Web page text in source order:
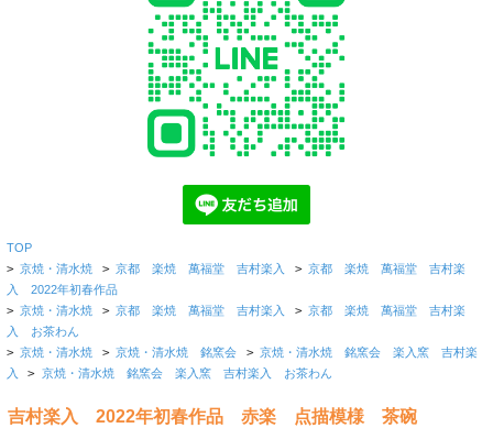
TOP
> 京焼・清水焼 > 京都 楽焼 萬福堂 吉村楽入 > 京都 楽焼 萬福堂 吉村楽
入 2022年初春作品
> 京焼・清水焼 > 京都 楽焼 萬福堂 吉村楽入 > 京都 楽焼 萬福堂 吉村楽
入 お茶わん
> 京焼・清水焼 > 京焼・清水焼 銘窯会 > 京焼・清水焼 銘窯会 楽入窯 吉村楽
入
> 京焼・清水焼 銘窯会 楽入窯 吉村楽入 お茶わん
吉村楽入 2022年初春作品 赤楽 点描模様 茶碗